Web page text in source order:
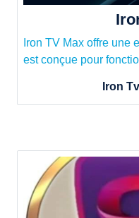
Iron TV Max offre une
est conçue pour
Iron